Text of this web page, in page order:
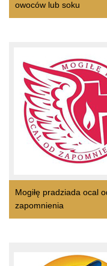
owoców lub soku
Mogiłę pradziada ocal
zapomnienia